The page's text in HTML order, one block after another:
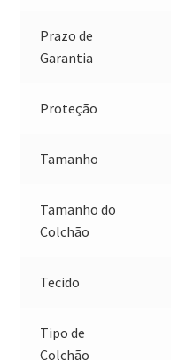
Prazo de
Garantia
Proteção
Tamanho
Tamanho do
Colchão
Tecido
Tipo de
Colchão